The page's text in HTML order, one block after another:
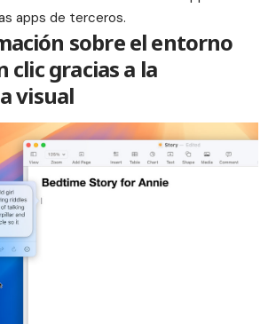
apps de terceros.
sobre el entorno
clic gracias a la
visual